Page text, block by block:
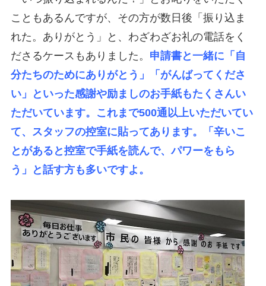
こともあるんですが、その方が数日後「振り込ま
れた。ありがとう」と、わざわざお礼の電話をく
ださるケースもありました。 申請書と一緒に「自
分たちのためにありがとう」「がんばってくださ
い」といった感謝や励ましのお手紙もたくさんい
ただいています。これまで500通以上いただいてい
て、スタッフの控室に貼ってあります。「辛いこ
とがあると控室で手紙を読んで、パワーをもら
う」と話す方も多いですよ。